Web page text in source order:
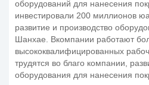
оборудований для нанесения
инвестировали 200 миллионов
развитие и производство
Шанхае. Вкомпании работают
высококвалифицированных
трудятся во благо компании,
оборудования для нанесения